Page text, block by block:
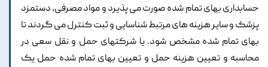
حسابداری بهای تمام شده صورت می پذیرد و مواد مصرفی، دستمزد
پزشک و سایر هزینه های مرتبط شناسایی و ثبت کنترل می گردند تا
بهای تمام شده مشخص شود. یا شرکتهای حمل و نقل سعی در
محاسبه و تعیین هزینه حمل و تعیین بهای تمام شده حمل یک